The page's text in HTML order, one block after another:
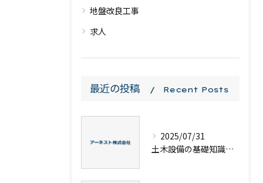
地盤改良工事
求人
最近の投稿 Recent Posts
2025/07/31
土木設備の基礎知識と工事種別を理解してキャリアアップに役立てる方法